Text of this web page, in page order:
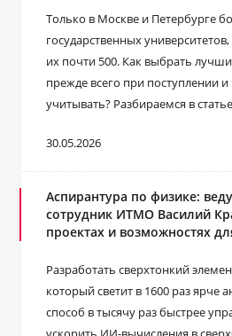
Только в Москве и Петербурге
государственных
их почти 500. Как выбрать
прежде всего при поступлении
учитывать? Разбираемся в
30.05.2026
Аспирантура по физике:
сотрудник ИТМО Василий
проектах и возможностях
Разработать сверхтонкий
который светит в 1600 раз ярче
способ в тысячу раз быстрее